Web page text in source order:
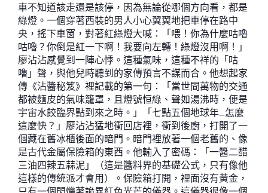
車不知道該走還是該停，因為無論從哪個方向看，都是
綠燈。一個穿著西裝的男人小心翼翼地把車停在路中
央，搖下車窗，對著紅綠燈大喊：「喂！你為什麼咕嚕
咕嚕？你倒是紅一下啊！我要向左轉！綠燈沒用啊！」
廖沾沾感覺到一陣心悸。這種氣味，這種不祥的「咕
嚕」聲，與他兒時聽到的家傳預言不謀而合。他想起家
傳《沾醬秘笈》裡記載的第一句：「當世間萬物的交通
都被麵皮的氣味籠罩，且燈號恒綠、聲如湯沸時，便是
宇宙水餃臨界點到來之時。」「七點五個地球年…怎麼
這麼快？」廖沾沾猛地衝回店裡，衝到後廚，打開了一
個藏在舊冰櫃後面的暗門。暗門裡放著一個老舊的、像
是古代金屬保險箱的東西。他輸入了密碼：「一醬二醋
三油四辣五蒜泥」（這是醬料界的基礎公式，只有像他
這樣的傳統派才會用）。保險箱打開，裡面沒有黃金，